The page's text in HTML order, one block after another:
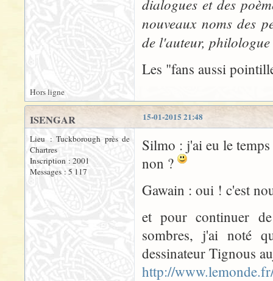
dialogues et des
nouveaux noms des
de l'auteur,
Les "fans aussi
Hors ligne
15-01-2015 21:48
ISENGAR
Lieu : Tuckborough près de
Chartres
Inscription : 2001
Messages : 5 117
Silmo : j'ai eu le
non ?
Gawain : oui ! c'est
et pour continuer
sombres, j'ai noté
dessinateur Tignous
http://